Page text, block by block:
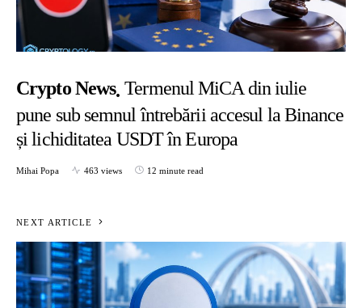
Crypto News Termenul MiCA din iulie
pune sub semnul întrebării accesul la Binance
și lichiditatea USDT în Europa
Mihai Popa 463 views 12 minute read
NEXT ARTICLE